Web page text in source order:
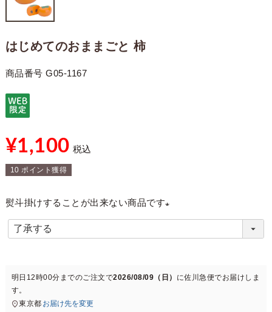
はじめてのおままごと 柿
商品番号 G05-1167
¥1,100 税込
10 ポイント獲得
熨斗掛けすることが出来ない商品です
必
)
明日 12時00分 までのご注文で2026/08/09（日） に佐川急便でお届けしま
す。
東京都 お届け先を変更